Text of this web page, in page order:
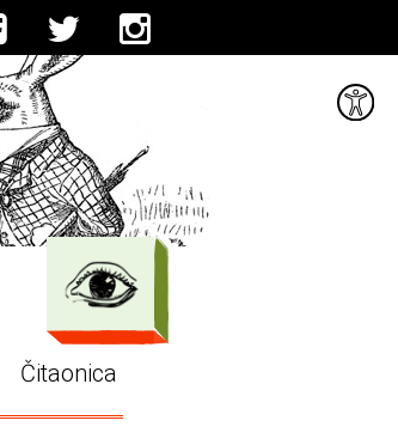
Čitaonica